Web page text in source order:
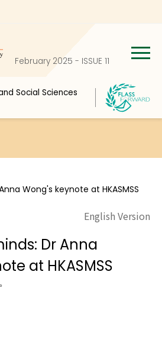
February 2025 - ISSUE 11
Social Sciences
Wong's keynote at HKASMSS
English Version
Dr Anna
at HKASMSS